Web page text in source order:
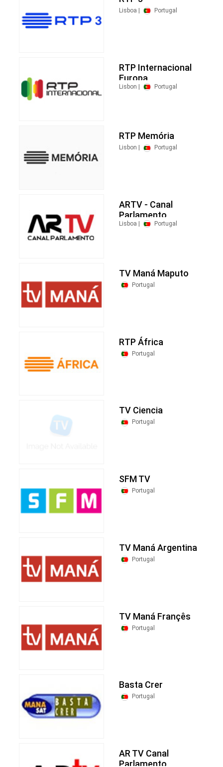
Lisboa | Portugal
RTP Internacional
Europa
Lisbon | Portugal
RTP Memória
Lisbon | Portugal
ARTV - Canal
Parlamento
Lisboa | Portugal
TV Maná Maputo
Portugal
RTP África
Portugal
TV Ciencia
Portugal
SFM TV
Portugal
TV Maná Argentina
Portugal
TV Maná Françês
Portugal
Basta Crer
Portugal
AR TV Canal
Parlamento